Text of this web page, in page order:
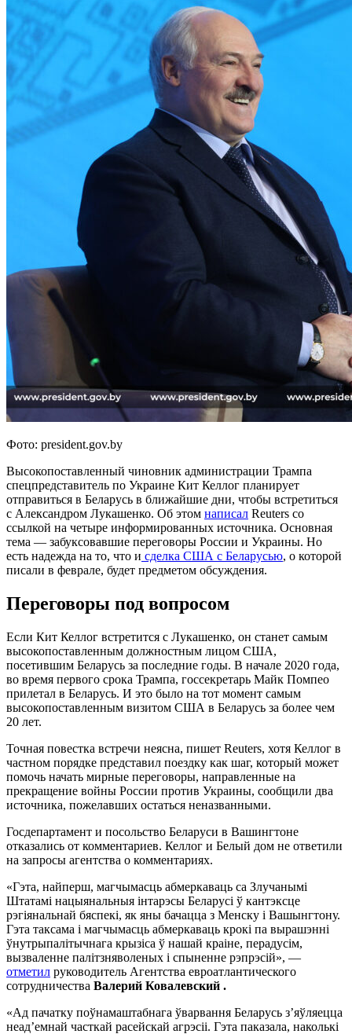
Фото: president.gov.by
Высокопоставленный чиновник администрации Трампа
спецпредставитель по Украине Кит Келлог планирует
отправиться в Беларусь в ближайшие дни, чтобы встретиться
с Александром Лукашенко. Об этом написал Reuters со
ссылкой на четыре информированных источника. Основная
тема — забуксовавшие переговоры России и Украины. Но
есть надежда на то, что и сделка США с Беларусью, о которой
писали в феврале, будет предметом обсуждения.
Переговоры под вопросом
Если Кит Келлог встретится с Лукашенко, он станет самым
высокопоставленным должностным лицом США,
посетившим Беларусь за последние годы. В начале 2020 года,
во время первого срока Трампа, госсекретарь Майк Помпео
прилетал в Беларусь. И это было на тот момент самым
высокопоставленным визитом США в Беларусь за более чем
20 лет.
Точная повестка встречи неясна, пишет Reuters, хотя Келлог в
частном порядке представил поездку как шаг, который может
помочь начать мирные переговоры, направленные на
прекращение войны России против Украины, сообщили два
источника, пожелавших остаться неназванными.
Госдепартамент и посольство Беларуси в Вашингтоне
отказались от комментариев. Келлог и Белый дом не ответили
на запросы агентства о комментариях.
«Гэта, найперш, магчымасць абмеркаваць са Злучанымі
Штатамі нацыянальныя інтарэсы Беларусі ў кантэксце
рэгіянальнай бяспекі, як яны бачацца з Менску і Вашынгтону.
Гэта таксама і магчымасць абмеркаваць крокі па вырашэнні
ўнутрыпалітычнага крызіса ў нашай краіне, перадусім,
вызваленне палітзняволеных і спыненне рэпрэсій», —
отметил руководитель Агентства евроатлантического
сотрудничества Валерий Ковалевский .
«Ад пачатку поўнамаштабнага ўварвання Беларусь з’яўляецца
неад’емнай часткай расейскай агрэсіі. Гэта паказала, наколькі